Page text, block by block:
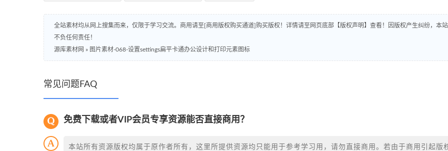
全站素材均从网上搜集而来，仅限于学习交流。商用请至[商用版权购买通道]购买版权！详情请至网页底部【版权声明】查看！因版权产生纠纷，本站
不负任何责任！
源库素材网 » 图片素材-068-设置settings扁平卡通办公设计和打印元素图标
常见问题FAQ
免费下载或者VIP会员专享资源能否直接商用？
本站所有资源版权均属于原作者所有，这里所提供资源均只能用于参考学习用，请勿直接商用。若由于商用引起版